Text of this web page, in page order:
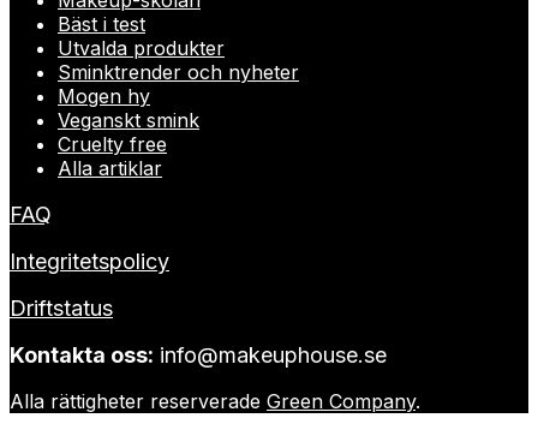
Bäst i test
Utvalda produkter
Sminktrender och nyheter
Mogen hy
Veganskt smink
Cruelty free
Alla artiklar
FAQ
Integritetspolicy
Driftstatus
Kontakta oss: info@makeuphouse.se
Alla rättigheter reserverade Green Company.